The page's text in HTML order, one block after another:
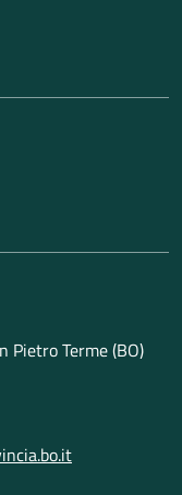
Pietro Terme (BO)